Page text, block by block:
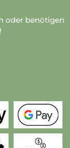
oder benötigen